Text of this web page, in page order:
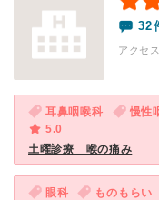
32
アクセ
耳鼻咽喉科 慢性
5.0
土曜診療 喉の痛み
眼科 ものもらい